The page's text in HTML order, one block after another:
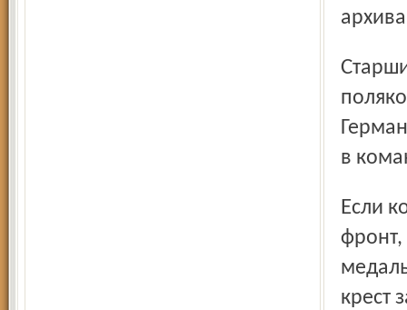
Старший лейтенант Швидковски, врач пехотной роты, был
в
Если коммунистов и социал-демократов отправляли на
фронт,
крест